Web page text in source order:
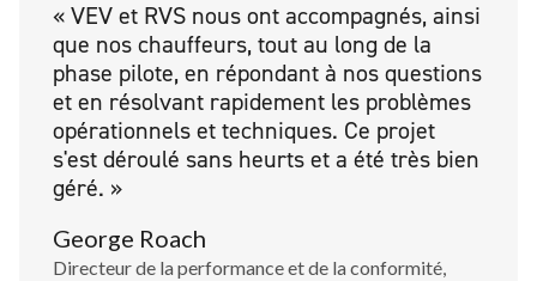
« VEV et RVS nous ont accompagnés, ainsi
que nos chauffeurs, tout au long de la
phase pilote, en répondant à nos questions
et en résolvant rapidement les problèmes
opérationnels et techniques. Ce projet
s'est déroulé sans heurts et a été très bien
géré. »
George Roach
Directeur de la performance et de la conformité,